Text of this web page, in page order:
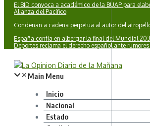
El BID convoca a académico de la BUAP para
Alianza del Pacífico
Condenan a cadena perpetua al autor del
España confía en albergar la final del Mundial
Deportes reclama el derecho español ante
Main Menu
Inicio
Nacional
Estado